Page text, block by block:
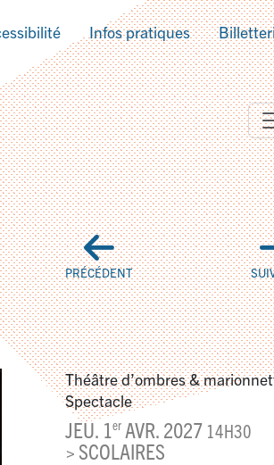
Infos pratiques
PRÉCÉDENT
Théâtre d’ombres &
Spectacle
JEU. 1er AVR. 2027 14H30
> SCOLAIRES